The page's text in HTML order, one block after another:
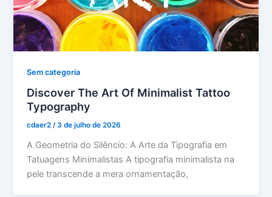
Sem categoria
Discover The Art Of Minimalist Tattoo
Typography
cdaer2/3 de julho de 2026
A Geometria do Silêncio: A Arte da Tipografia em
Tatuagens Minimalistas A tipografia minimalista na
pele transcende a mera ornamentação,